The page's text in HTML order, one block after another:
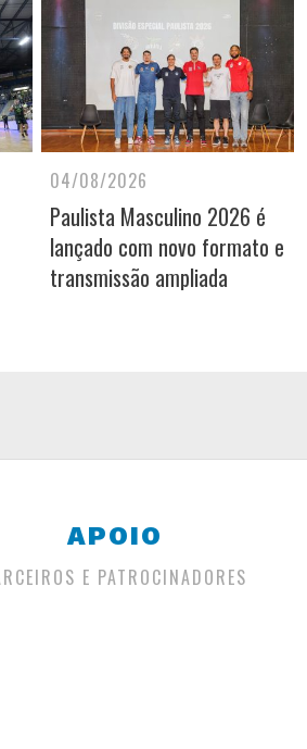
04/08/2026
Paulista Masculino 2026 é
lançado com novo formato e
transmissão ampliada
APOIO
E PATROCINADORES